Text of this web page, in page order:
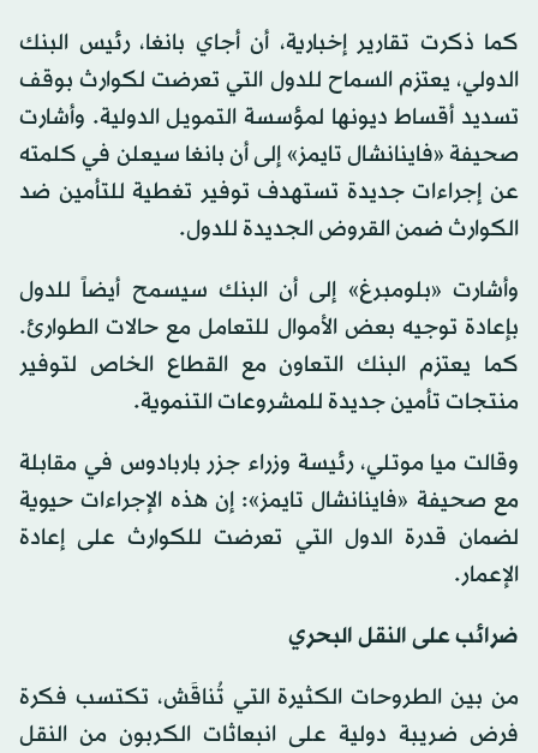
كما ذكرت تقارير إخبارية، أن أجاي بانغا، رئيس البنك
الدولي، يعتزم السماح للدول التي تعرضت لكوارث بوقف
تسديد أقساط ديونها لمؤسسة التمويل الدولية. وأشارت
صحيفة «فاينانشال تايمز» إلى أن بانغا سيعلن في كلمته
عن إجراءات جديدة تستهدف توفير تغطية للتأمين ضد
الكوارث ضمن القروض الجديدة للدول.
وأشارت «بلومبرغ» إلى أن البنك سيسمح أيضاً للدول
بإعادة توجيه بعض الأموال للتعامل مع حالات الطوارئ.
كما يعتزم البنك التعاون مع القطاع الخاص لتوفير
منتجات تأمين جديدة للمشروعات التنموية.
وقالت ميا موتلي، رئيسة وزراء جزر باربادوس في مقابلة
مع صحيفة «فاينانشال تايمز»: إن هذه الإجراءات حيوية
لضمان قدرة الدول التي تعرضت للكوارث على إعادة
الإعمار.
ضرائب على النقل البحري
من بين الطروحات الكثيرة التي تُناقَش، تكتسب فكرة
فرض ضريبة دولية على انبعاثات الكربون من النقل